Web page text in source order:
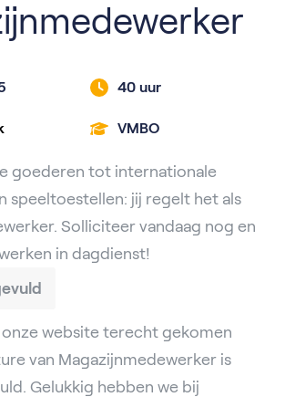
40 uur
VMBO
goederen tot internationale
speeltoestellen: jij regelt het als
Solliciteer vandaag nog en
in dagdienst!
website terecht gekomen
van Magazijnmedewerker is
Gelukkig hebben we bij